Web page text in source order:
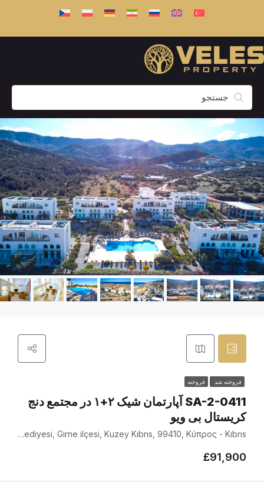
فروخته شد فروخته
SA-2-0411 آپارتمان شیک ۲+۱ در مجتمع دنج
کریستال بی ویو
Bahçeli, Çatalköy-Esentepe Belediyesi, Girne ilçesi, Kuzey Kıbrıs, 99410, Κύπρος - Kıbrıs
£91,900